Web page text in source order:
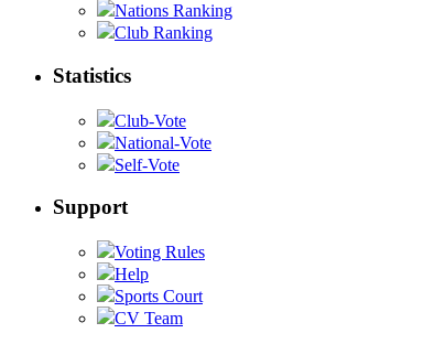
Nations Ranking
Club Ranking
Statistics
Club-Vote
National-Vote
Self-Vote
Support
Voting Rules
Help
Sports Court
CV Team